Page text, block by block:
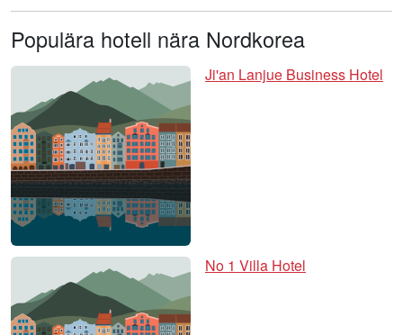
Populära hotell nära Nordkorea
Ji'an Lanjue Business Hotel
No 1 Villa Hotel